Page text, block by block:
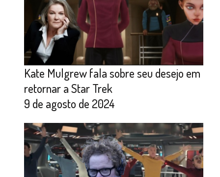
Kate Mulgrew fala sobre seu desejo em
retornar a Star Trek
9 de agosto de 2024